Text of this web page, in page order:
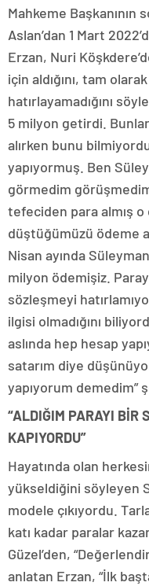
Mahkeme
Aslan’dan 1 Mart
Erzan, Nuri
için aldığını, tam
hatırlayamadığını
5 milyon getirdi.
alırken bunu
yapıyormuş. Ben
görmedim
tefeciden para almış
düştüğümüzü ödeme
Nisan ayında
milyon ödemişiz.
sözleşmeyi
ilgisi olmadığını
aslında hep hesap
satarım diye
yapıyorum demedim”
“ALDIĞIM PARAYI BİR
KAPIYORDU”
Hayatında olan
yükseldiğini söyleyen
modele çıkıyordu.
katı kadar paralar
Güzel’den,
anlatan Erzan, “İlk